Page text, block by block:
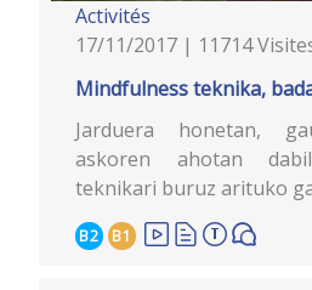
Activités
17/11/2017 | 11714
Mindfulness teknika,
Jarduera honetan,
askoren ahotan
teknikari buruz arituko
B2 B1